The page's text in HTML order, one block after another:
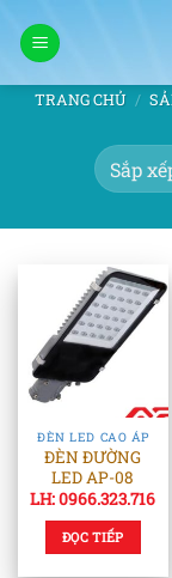
qua
dungTRANG CHỦ /
ĐÈN LED CAO ÁP
ĐÈN ĐƯỜNG
LED AP-08
LH: 0966.323.716
ĐỌC TIẾP